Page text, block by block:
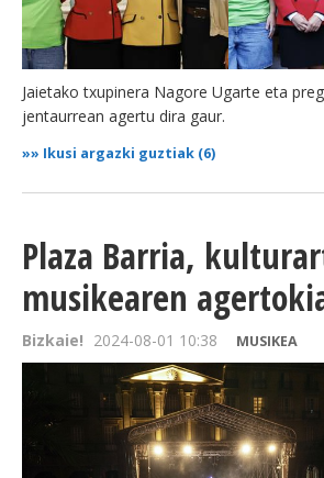
Jaietako txupinera Nagore Ugarte eta
jentaurrean agertu dira gaur.
»» Ikusi argazki guztiak (6)
Plaza Barria,
musikearen
Bizkaie! 2024-08-01 10:38 MUSIKEA